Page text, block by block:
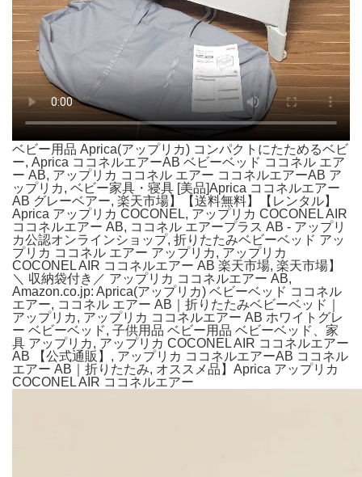
ベビー用品 Aprica(アップリカ) コンパクトにたためるベビ
ー, Aprica ココネルエアーAB ベビーベッド ココネル エア
ー AB, アップリカ ココネル エアー ココネルエアーAB ア
ップリカ, ベビー家具・寝具 [美品]Aprica ココネルエアー
AB グレーベアー, 楽天市場】【送料無料】【レンタル】
Aprica アップリカ COCONEL, アップリカ COCONEL AIR
ココネルエアー AB, ココネル エアープラス AB - アップリ
カ公認オンラインショップ, 折りたたみベビーベッド アッ
プリカ ココネル エアー アップリカ, アップリカ
COCONEL AIR ココネルエアー AB 楽天市場, 楽天市場】
＼ 収納袋付き／ アップリカ ココネルエアー AB,
Amazon.co.jp: Aprica(アップリカ) ベビーベッド ココネル
エアー, ココネル エアー AB｜折りたたみベビーベッド｜
アップリカ, アップリカ ココネルエアー AB ホワイトグレ
ー ベビーベッド, 子供用品 ベビー用品 ベビーベッド、家
具 アップリカ, アップリカ COCONEL AIR ココネルエアー
AB 【公式通販】, アップリカ ココネルエアーAB ココネル
エアー AB｜折りたたみ, オススメ品】Aprica アップリカ
COCONEL AIR ココネルエアー